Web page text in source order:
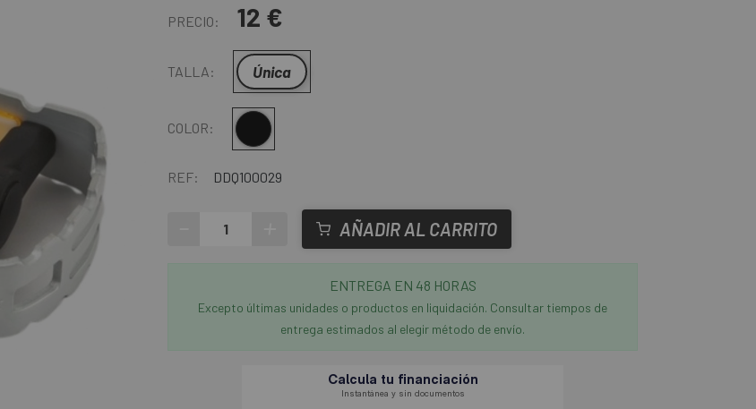
PRECIO: 12 €
TALLA: Única
COLOR: Multi
REF: DDQ100029
AÑADIR AL CARRITO
ENTREGA EN 48 HORAS
Excepto últimas unidades o productos en liquidación. Consultar tiempos de
entrega estimados al elegir método de envío.